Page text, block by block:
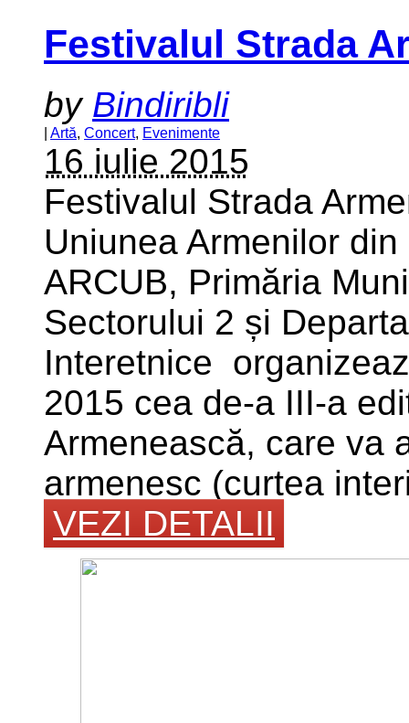
Festivalul Strada
by Bindiribli
Artă, Concert, Evenimente
16 iulie 2015
Festivalul Strada
Uniunea Armenilor
ARCUB, Primăria
Sectorului 2 și
Interetnice
2015 cea de-a III-a
Armenească, care va
armenesc (curtea
VEZI DETALII